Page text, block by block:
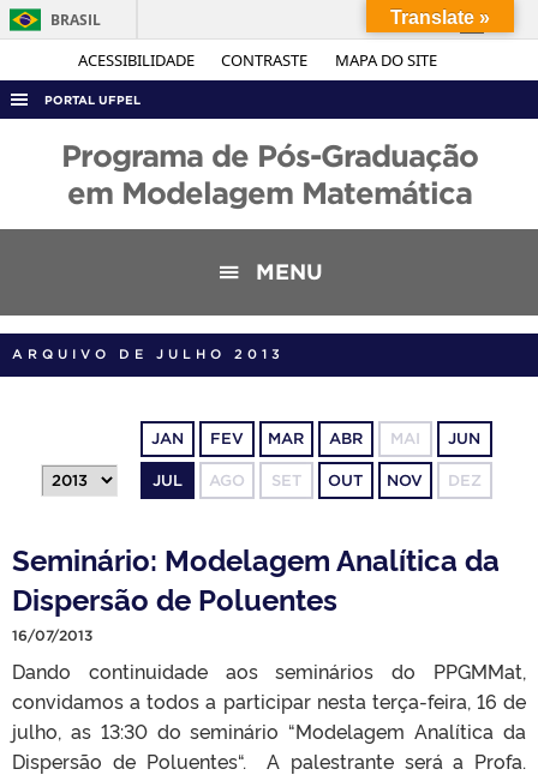
ACESSIBILIDADE CONTRASTE MAPA DO SITE
BRASIL
Simplifique!
Acesso à informação
Legislação
PORTAL UFPEL
TELEFONES
Programa de Pós-Graduação
em Modelagem Matemática
MENU
ARQUIVO DE JULHO 2013
JAN FEV MAR ABR MAI JUN
JUL AGO SET OUT NOV DEZ
Seminário: Modelagem Analítica da
Dispersão de Poluentes
16/07/2013
Dando continuidade aos seminários do PPGMMat,
convidamos a todos a participar nesta terça-feira, 16 de
julho, as 13:30 do seminário “Modelagem Analítica da
Dispersão de Poluentes“. A palestrante será a Profa.
Translate »